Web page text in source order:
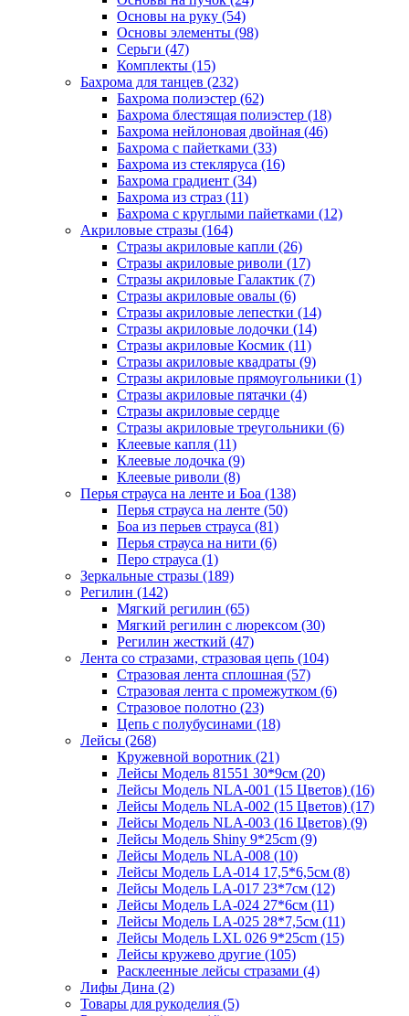
Основы на руку (54)
Основы элементы (98)
Серьги (47)
Комплекты (15)
Бахрома для танцев (232)
Бахрома полиэстер (62)
Бахрома блестящая полиэстер (18)
Бахрома нейлоновая двойная (46)
Бахрома с пайетками (33)
Бахрома из стекляруса (16)
Бахрома градиент (34)
Бахрома из страз (11)
Бахрома с круглыми пайетками (12)
Акриловые стразы (164)
Стразы акриловые капли (26)
Стразы акриловые риволи (17)
Стразы акриловые Галактик (7)
Стразы акриловые овалы (6)
Стразы акриловые лепестки (14)
Стразы акриловые лодочки (14)
Стразы акриловые Космик (11)
Стразы акриловые квадраты (9)
Стразы акриловые прямоугольники (1)
Стразы акриловые пятачки (4)
Стразы акриловые сердце
Стразы акриловые треугольники (6)
Клеевые капля (11)
Клеевые лодочка (9)
Клеевые риволи (8)
Перья страуса на ленте и Боа (138)
Перья страуса на ленте (50)
Боа из перьев страуса (81)
Перья страуса на нити (6)
Перо страуса (1)
Зеркальные стразы (189)
Регилин (142)
Мягкий регилин (65)
Мягкий регилин с люрексом (30)
Регилин жесткий (47)
Лента со стразами, стразовая цепь (104)
Стразовая лента сплошная (57)
Стразовая лента с промежутком (6)
Стразовое полотно (23)
Цепь с полубусинами (18)
Лейсы (268)
Кружевной воротник (21)
Лейсы Модель 81551 30*9см (20)
Лейсы Модель NLA-001 (15 Цветов) (16)
Лейсы Модель NLA-002 (15 Цветов) (17)
Лейсы Модель NLA-003 (16 Цветов) (9)
Лейсы Модель Shiny 9*25cm (9)
Лейсы Модель NLA-008 (10)
Лейсы Модель LA-014 17,5*6,5см (8)
Лейсы Модель LA-017 23*7см (12)
Лейсы Модель LA-024 27*6см (11)
Лейсы Модель LA-025 28*7,5см (11)
Лейсы Модель LXL 026 9*25cm (15)
Лейсы кружево другие (105)
Расклеенные лейсы стразами (4)
Лифы Дина (2)
Товары для рукоделия (5)